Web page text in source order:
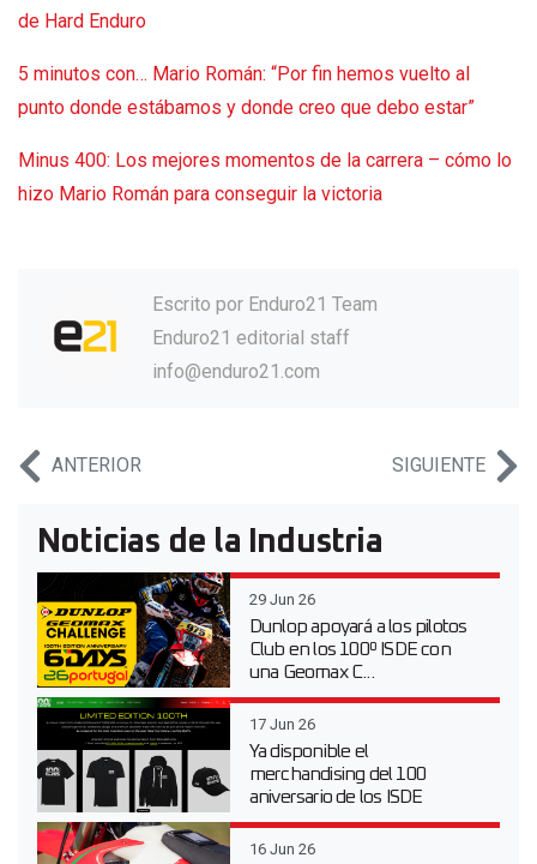
de Hard Enduro
5 minutos con… Mario Román: “Por fin hemos vuelto al
punto donde estábamos y donde creo que debo estar”
Minus 400: Los mejores momentos de la carrera – cómo lo
hizo Mario Román para conseguir la victoria
Escrito por Enduro21 Team
Enduro21 editorial staff
info@enduro21.com
ANTERIOR SIGUIENTE
Noticias de la Industria
29 Jun 26
Dunlop apoyará a los pilotos
Club en los 100º ISDE con
una Geomax C...
17 Jun 26
Ya disponible el
merchandising del 100
aniversario de los ISDE
16 Jun 26